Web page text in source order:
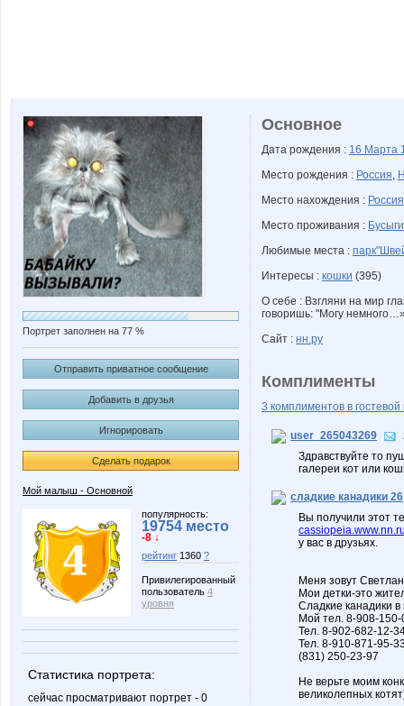
Портрет заполнен на 77 %
Отправить приватное сообщение
Добавить в друзья
Игнорировать
Сделать подарок
Мой малыш - Основной
популярность:
19754 место
-8 ↓
рейтинг 1360 ?
Привилегированный
пользователь 4
уровня
Статистика портрета:
сейчас просматривают портрет - 0
Основное
Дата рождения : 16 Марта
Место рождения : Россия,
Место нахождения : Россия
Место проживания :
Любимые места :
Интересы : кошки (395)
О себе : Взгляни на мир
говоришь: "Могу
Сайт : нн.ру
Комплименты
3 комплиментов в гостевой
user_265043269
Здравствуйте то
галереи кот или
сладкие канадики 26
Вы получили этот
у вас в друзьях.
Меня зовут
Мои детки-это
Сладкие канадики
Мой тел. 8-908-150-
Тел. 8-902-682-12-
Тел. 8-910-871-95-
(831) 250-23-97
Не верьте моим
великолепных